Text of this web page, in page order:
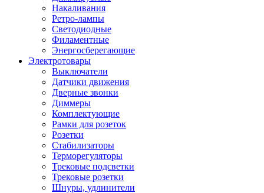
Накаливания
Ретро-лампы
Светодиодные
Филаментные
Энергосберегающие
Электротовары
Выключатели
Датчики движения
Дверные звонки
Диммеры
Комплектующие
Рамки для розеток
Розетки
Стабилизаторы
Терморегуляторы
Трековые подсветки
Трековые розетки
Шнуры, удлинители